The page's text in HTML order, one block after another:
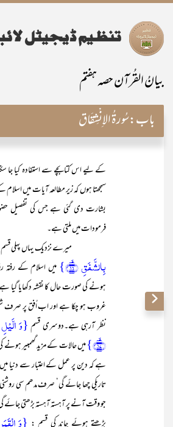
بیانُ القُرآن حصہ ہفتم
باب:سُورۃُ الاِنْشِقَاق
کے لیے اس کتابچے سے استفادہ کیا جا
سمجھتا ہوں کہ زیر مطالعہ آیات میں اسلام
بشارت دی گئی ہے جس کی
فرمودات میں ملتی ہے۔
میرے نزدیک یہاں پہلی قسم
بِالشَّفَقِ ﴿ۙ۱۶﴾}
میں اسلام کے رفتہ
ہونے کی صورت حال کا نقشہ دکھایا گیا
غروب ہو چکا ہے اور اب اُفق پر صرف
نظر آرہی ہے۔دوسری قسم{وَ
﴿ۙ۱۷﴾}
میں حالات کے مزید گھمبیر
ہے کہ دین پر عمل کے اعتبار سے دنیا
تاریکی چھا جائے گی‘ صرف مدھم سی
جو وقت آنے پر آہستہ آہستہ بڑھتی جائے